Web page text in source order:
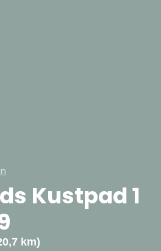
Kustpad 1
km)